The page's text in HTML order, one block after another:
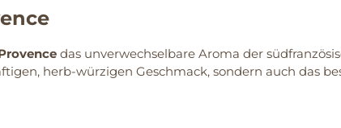
das unverwechselbare Aroma der
herb-würzigen Geschmack, sondern auch das